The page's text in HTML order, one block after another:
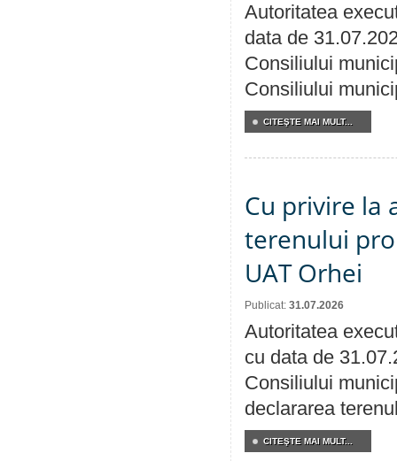
Autoritatea
data de
Consiliului
Consiliului
CITEŞTE MAI MULT...
Cu privire la
terenului
UAT Orhei
Publicat: 31.07.2026
Autoritatea
cu data de
Consiliului
declararea
CITEŞTE MAI MULT...